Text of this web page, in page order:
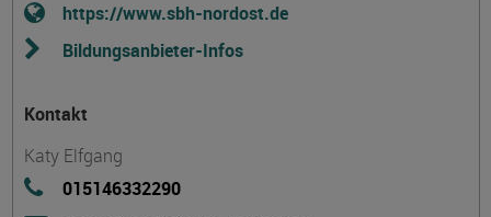
https://www.sbh-nordost.de
Bildungsanbieter-Infos
Kontakt
Katy Elfgang
015146332290